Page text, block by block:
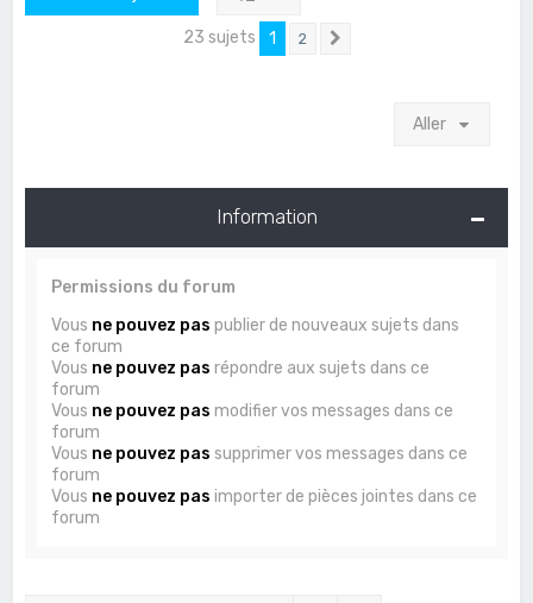
23 sujets 1 2
Aller
Information
Permissions du forum
Vous ne pouvez pas publier de nouveaux sujets dans
ce forum
Vous ne pouvez pas répondre aux sujets dans ce
forum
Vous ne pouvez pas modifier vos messages dans ce
forum
Vous ne pouvez pas supprimer vos messages dans ce
forum
Vous ne pouvez pas importer de pièces jointes dans ce
forum